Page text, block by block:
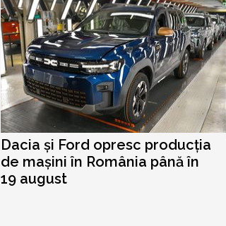
Dacia și Ford opresc producția
de mașini în România până în
19 august